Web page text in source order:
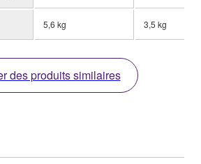
5,6 kg 3,5 kg
des produits similaires